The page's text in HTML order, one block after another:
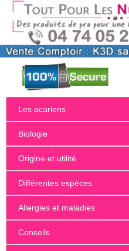
Les acariens
Biologie
Origine et utilité
Différentes espèces
Allergies et maladies
Conseils